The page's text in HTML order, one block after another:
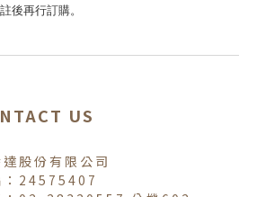
後再行訂購。
US
股份有限公司
：24575407